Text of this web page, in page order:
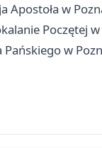
Apostoła w
Poczętej
Pańskiego w